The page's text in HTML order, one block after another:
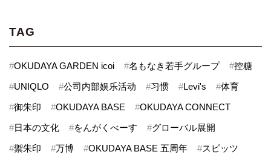
TAG
#OKUDAYA GARDEN icoi #名もなき若手グループ #控糖
#UNIQLO #公司内部娱乐活动 #习惯 #Levi's #体育
#御朱印 #OKUDAYA BASE #OKUDAYA CONNECT
#日本の文化 #をんがくべーす #グローバル展開
#禦朱印 #万博 #OKUDAYA BASE 五周年 #スピッツ